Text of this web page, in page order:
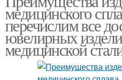
медицинского
перечислим все
ювелирных
медицинской